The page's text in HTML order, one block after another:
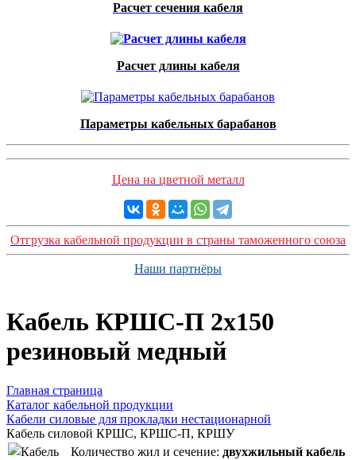
Расчет сечения кабеля
Расчет длины кабеля
Параметры кабельных барабанов
Цена на цветной металл
Отгрузка кабельной продукции в страны таможенного союза
Наши партнёры
Кабель КРШС-П 2x150
резиновый медный
Главная страница
Каталог кабельной продукции
Кабели силовые для прокладки нестационарной
Кабель силовой КРШС, КРШС-П, КРШУ
Количество жил и сечение: двухжильный кабель